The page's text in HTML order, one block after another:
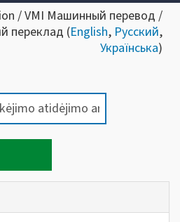
/ VMI Машинный перевод /
переклад (English, Русский,
Українська)